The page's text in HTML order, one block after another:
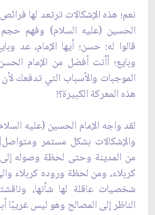
نعم؛ هذه الإشكالات ترتعد لها
الحسين (عليه السلام) وفهم
قالوا له: حسن؛ أيها الإمام، عد
وبايع؛ أأنت أفضل من الإمام
الموجبات والأسباب التي تدفعك
هذه المعركة الكبيرة؟!
لقد واجه الإمام الحسين (عليه
من المدينة وحتى لحظة وصوله
كربلاء، ومن لحظة وروده كربلاء
شخصيات عاقلة لها شأنها،
الناظر إلى المصالح وهو ليس غريبًا